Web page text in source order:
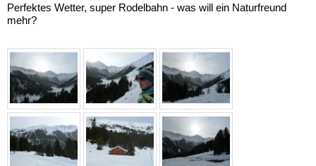
Perfektes Wetter, super Rodelbahn - was will ein Naturfreund
mehr?